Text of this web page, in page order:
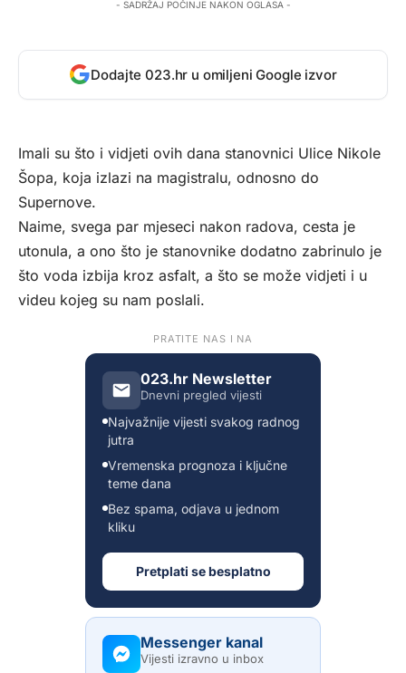
- SADRŽAJ POČINJE NAKON OGLASA -
Dodajte 023.hr u omiljeni Google izvor
Imali su što i vidjeti ovih dana stanovnici Ulice Nikole
Šopa, koja izlazi na magistralu, odnosno do
Supernove.
Naime, svega par mjeseci nakon radova, cesta je
utonula, a ono što je stanovnike dodatno zabrinulo je
što voda izbija kroz asfalt, a što se može vidjeti i u
videu kojeg su nam poslali.
PRATITE NAS I NA
023.hr Newsletter
Dnevni pregled vijesti
Najvažnije vijesti svakog radnog
jutra
Vremenska prognoza i ključne
teme dana
Bez spama, odjava u jednom
kliku
Pretplati se besplatno
Messenger kanal
Vijesti izravno u inbox